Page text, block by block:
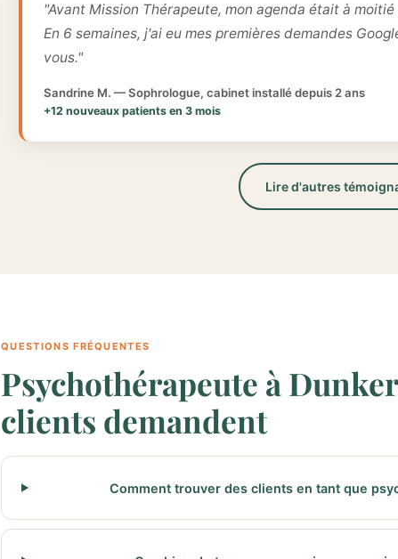
"Avant Mission Thérapeute, mon agenda était à
En 6 semaines, j'ai eu mes premières demandes
vous."
Sandrine M. — Sophrologue, cabinet installé depuis 2 ans
+12 nouveaux patients en 3 mois
Lire d'autres
QUESTIONS FRÉQUENTES
Psychothérapeute à
clients demandent
Comment trouver des clients en tant que